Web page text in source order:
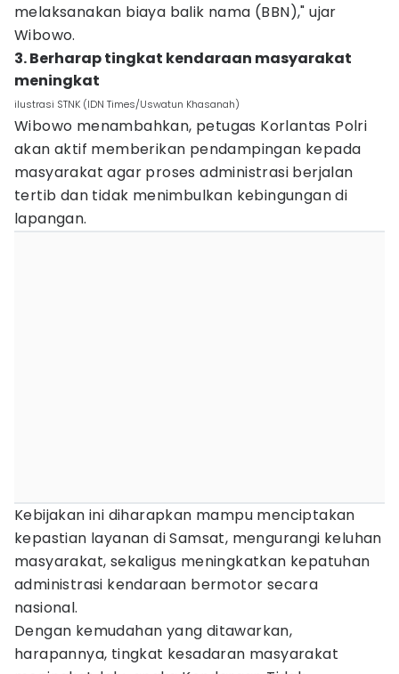
melaksanakan biaya balik nama (BBN)," ujar
Wibowo.
3. Berharap tingkat kendaraan masyarakat
meningkat
ilustrasi STNK (IDN Times/Uswatun Khasanah)
Wibowo menambahkan, petugas Korlantas Polri
akan aktif memberikan pendampingan kepada
masyarakat agar proses administrasi berjalan
tertib dan tidak menimbulkan kebingungan di
lapangan.
Kebijakan ini diharapkan mampu menciptakan
kepastian layanan di Samsat, mengurangi keluhan
masyarakat, sekaligus meningkatkan kepatuhan
administrasi kendaraan bermotor secara
nasional.
Dengan kemudahan yang ditawarkan,
harapannya, tingkat kesadaran masyarakat